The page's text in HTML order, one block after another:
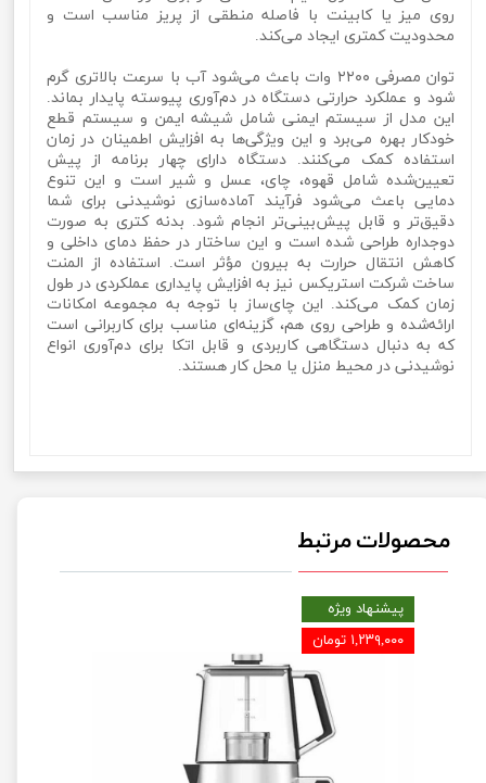
روی میز یا کابینت با فاصله منطقی از پریز مناسب است و
محدودیت کمتری ایجاد می‌کند.
توان مصرفی ۲۲۰۰ وات باعث می‌شود آب با سرعت بالاتری گرم
شود و عملکرد حرارتی دستگاه در دم‌آوری پیوسته پایدار بماند.
این مدل از سیستم ایمنی شامل شیشه ایمن و سیستم قطع
خودکار بهره می‌برد و این ویژگی‌ها به افزایش اطمینان در زمان
استفاده کمک می‌کنند. دستگاه دارای چهار برنامه از پیش
تعیین‌شده شامل قهوه، چای، عسل و شیر است و این تنوع
دمایی باعث می‌شود فرآیند آماده‌سازی نوشیدنی برای شما
دقیق‌تر و قابل پیش‌بینی‌تر انجام شود. بدنه کتری به صورت
دوجداره طراحی شده است و این ساختار در حفظ دمای داخلی و
کاهش انتقال حرارت به بیرون مؤثر است. استفاده از المنت
ساخت شرکت استریکس نیز به افزایش پایداری عملکردی در طول
زمان کمک می‌کند. این چای‌ساز با توجه به مجموعه امکانات
ارائه‌شده و طراحی روی هم، گزینه‌ای مناسب برای کاربرانی است
که به دنبال دستگاهی کاربردی و قابل اتکا برای دم‌آوری انواع
نوشیدنی در محیط منزل یا محل کار هستند.
محصولات مرتبط
پیشنهاد ویژه
۱,۲۳۹,۰۰۰ تومان